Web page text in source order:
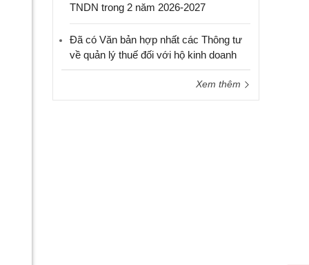
TNDN trong 2 năm 2026-2027
Đã có Văn bản hợp nhất các Thông tư
về quản lý thuế đối với hộ kinh doanh
Xem thêm